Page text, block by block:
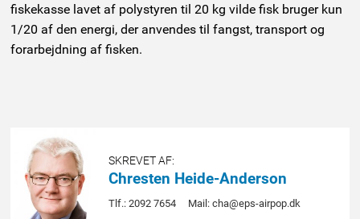
fiskekasse lavet af polystyren til 20 kg vilde fisk bruger kun
1/20 af den energi, der anvendes til fangst, transport og
forarbejdning af fisken.
SKREVET AF:
Chresten Heide-Anderson
Tlf.: 2092 7654 Mail: cha@eps-airpop.dk